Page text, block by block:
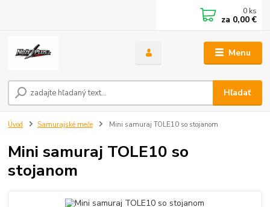
Menu
Hľadať
0 ks
za 0,00 €
Úvod Samurajské meče Mini samuraj TOLE10 so stojanom
Mini samuraj TOLE10 so
stojanom